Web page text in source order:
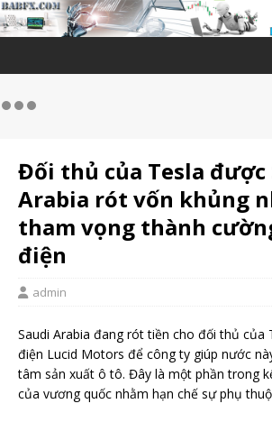
Đối thủ của Tesla được
Arabia rót vốn khủng
tham vọng thành
điện
admin
Saudi Arabia đang rót tiền cho đối thủ của
điện Lucid Motors để công ty giúp nước
tâm sản xuất ô tô. Đây là một phần trong
của vương quốc nhằm hạn chế sự phụ